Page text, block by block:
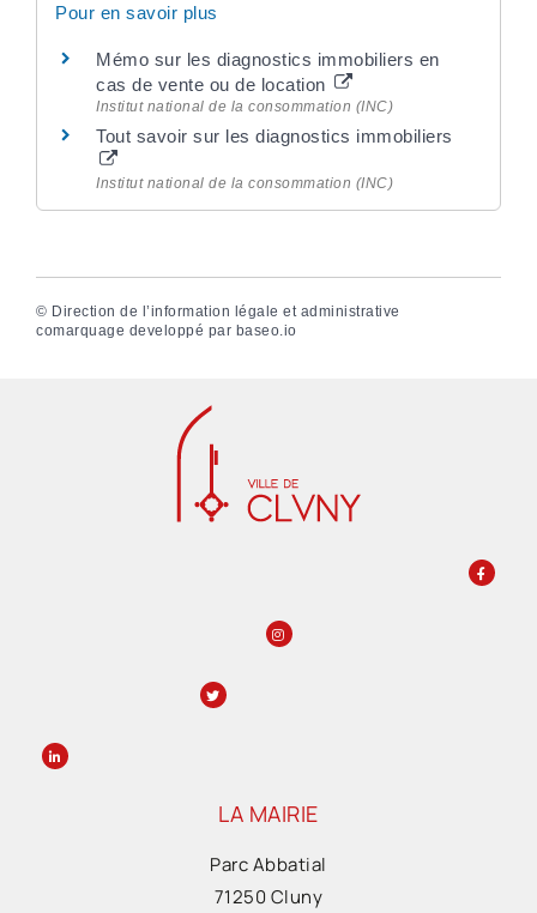
Pour en savoir plus
Mémo sur les diagnostics immobiliers en
cas de vente ou de location
Institut national de la consommation (INC)
Tout savoir sur les diagnostics immobiliers
Institut national de la consommation (INC)
© Direction de l’information légale et administrative
comarquage developpé par baseo.io
LA MAIRIE
Parc Abbatial
71250 Cluny